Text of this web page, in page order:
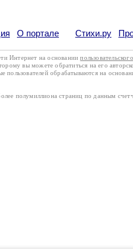
О портале Стихи.ру
Интернет на основании
вы можете обратиться на его
пользователей обрабатываются на
полумиллиона страниц по данным